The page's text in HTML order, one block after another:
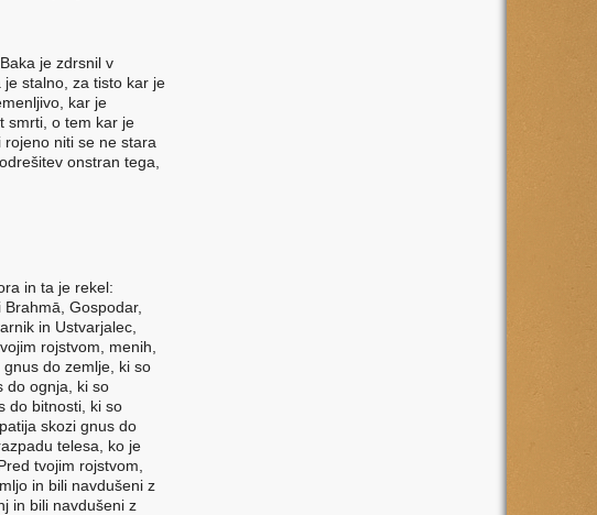
je zdrsnil v
stalno, za tisto kar je
kar je
smrti, o tem kar je
niti se ne stara
onstran tega,
in ta je rekel:
Gospodar,
in Ustvarjalec,
rojstvom, menih,
do zemlje, ki so
do ognja, ki so
do bitnosti, ki so
skozi gnus do
telesa, ko je
tvojim rojstvom,
in bili navdušeni z
in bili navdušeni z